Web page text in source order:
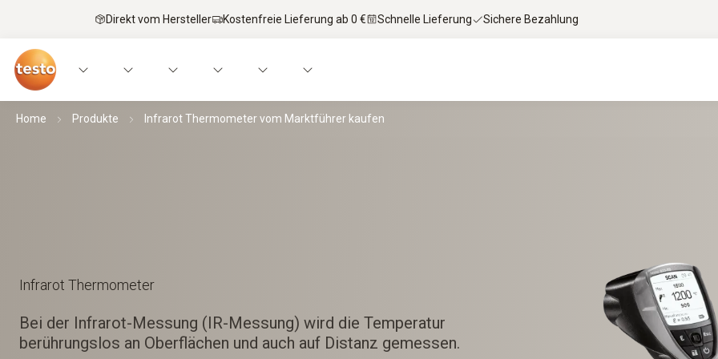
Direkt vom Hersteller Kostenfreie Lieferung ab 0 € Schnelle Lieferung Sichere Bezahlung
Home Produkte Infrarot Thermometer vom Marktführer kaufen
Infrarot Thermometer
Bei der Infrarot-Messung (IR-Messung) wird die Temperatur
berührungslos an Oberflächen und auch auf Distanz gemessen.